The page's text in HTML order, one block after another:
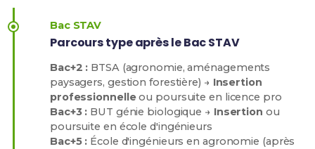
Bac STAV
Parcours type après le Bac STAV
Bac+2 : BTSA (agronomie, aménagements
paysagers, gestion forestière) → Insertion
professionnelleou poursuite en licence pro
Bac+3 : BUT génie biologique → Insertion ou
poursuite en école d'ingénieurs
Bac+5 : École d'ingénieurs en agronomie (après